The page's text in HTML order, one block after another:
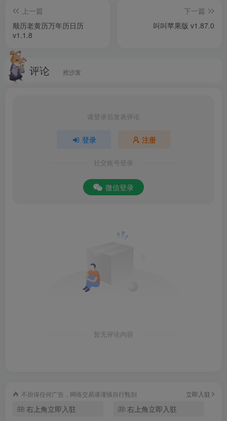
可以浏览其他大画师的作品，点击下方的加号。
2、可以申请发表作品，在此之前需要认证画师，选择你的专
上一篇
顺历老黄历万年历日历
v1.1.8
下一篇
叫叫苹果版 v1.87.0
评论 抢沙发
请登录后发表评论
登录 注册
社交账号登录
微信登录
暂无评论内容
不担保任何广告，网络交易请谨慎自行甄别 立即入驻
右上角立即入驻 右上角立即入驻